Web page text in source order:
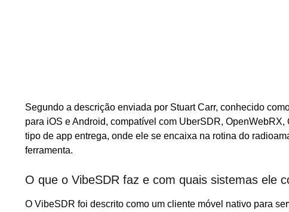
Segundo a descrição enviada por Stuart Carr, conhecido
para iOS e Android, compatível com UberSDR,
tipo de app entrega, onde ele se encaixa na rotina do
ferramenta.
O que o VibeSDR faz e com quais sistemas ele
O VibeSDR foi descrito como um cliente móvel nativo para